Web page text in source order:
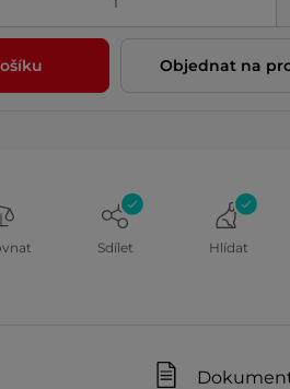
Objednat na
Sdílet Hlídat